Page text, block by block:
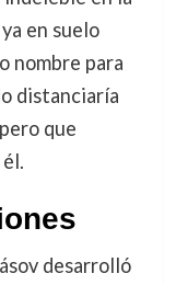
en suelo
nombre para
distanciaría
que
desarrolló